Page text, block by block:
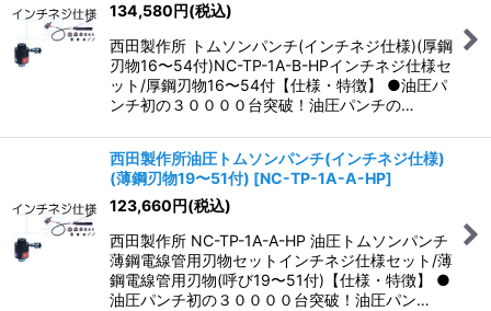
134,580円(税込)
西田製作所 トムソンパンチ(インチネジ仕様)(厚鋼
刃物16〜54付)NC-TP-1A-B-HPインチネジ仕様セ
ット/厚鋼刃物16〜54付【仕様・特徴】 ●油圧パ
ンチ初の３００００台突破！油圧パンチの…
西田製作所油圧トムソンパンチ(インチネジ仕様)
(薄鋼刃物19〜51付) [NC-TP-1A-A-HP]
123,660円(税込)
西田製作所 NC-TP-1A-A-HP 油圧トムソンパンチ
薄鋼電線管用刃物セットインチネジ仕様セット/薄
鋼電線管用刃物(呼び19〜51付)【仕様・特徴】 ●
油圧パンチ初の３００００台突破！油圧パン…